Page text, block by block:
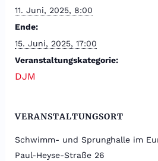
11. Juni, 2025, 8:00
Ende:
15. Juni, 2025, 17:00
Veranstaltungskategorie:
DJM
VERANSTALTUNGSORT
Schwimm- und Sprunghalle im
Paul-Heyse-Straße 26